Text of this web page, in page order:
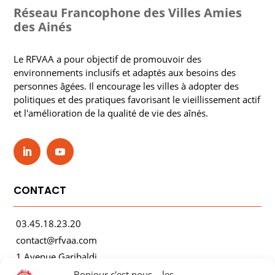
Réseau Francophone des Villes Amies
des Ainés
Le RFVAA a pour objectif de promouvoir des
environnements inclusifs et adaptés aux besoins des
personnes âgées. Il encourage les villes à adopter des
politiques et des pratiques favorisant le vieillissement actif
et l'amélioration de la qualité de vie des aînés.
CONTACT
03.45.18.23.20
contact@rfvaa.com
1 Avenue Garibaldi